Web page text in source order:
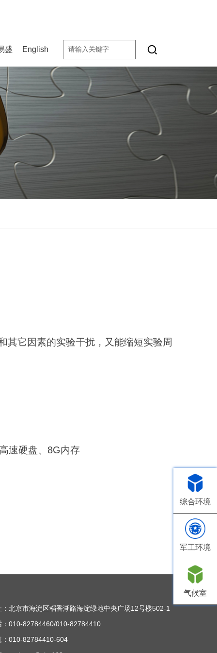
盛 English
其它因素的实验干扰，又能缩短实验周
速硬盘、8G内存
：北京市海淀区稻香湖路海淀绿地中央广场12号楼502-1
：010-82784460/010-82784410
：010-82784410-604
综合环境
军工环境
气候室